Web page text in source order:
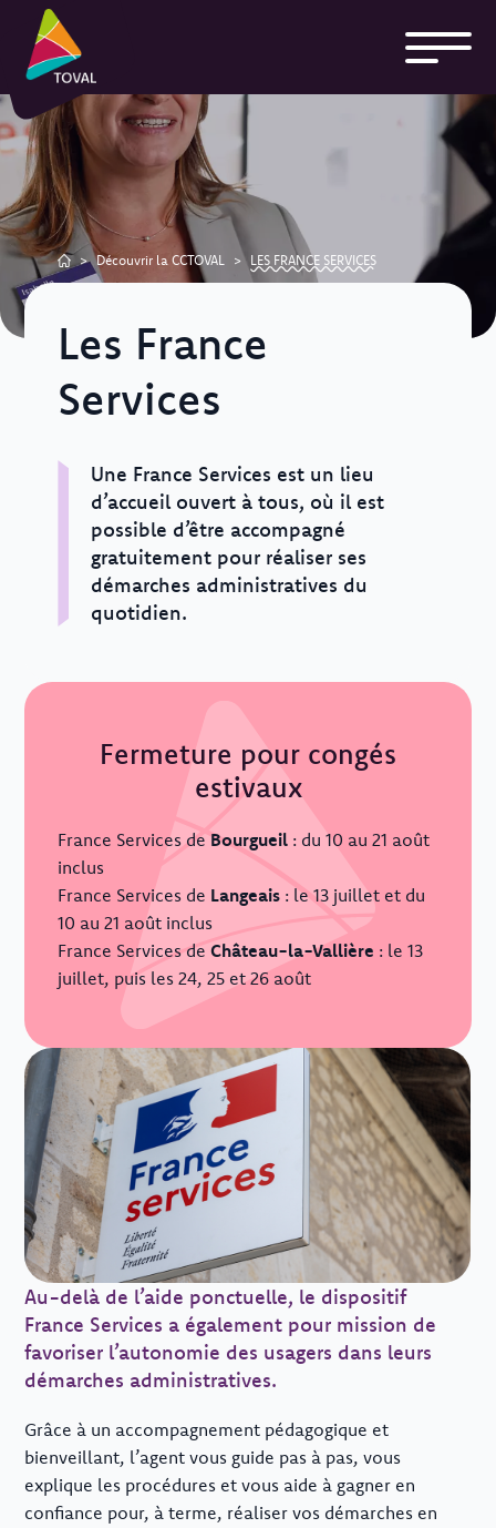
> Découvrir la CCTOVAL > LES FRANCE SERVICES
Les France
Services
Une France Services est un lieu
d’accueil ouvert à tous, où il est
possible d’être accompagné
gratuitement pour réaliser ses
démarches administratives du
quotidien.
Fermeture pour congés
estivaux
France Services de Bourgueil : du 10 au 21 août
inclus
France Services de Langeais : le 13 juillet et du
10 au 21 août inclus
France Services deChâteau-la-Vallière : le 13
juillet, puis les 24, 25 et 26 août
Au-delà de l’aide ponctuelle, le dispositif
France Services a également pour mission de
favoriser l’autonomie des usagers dans leurs
démarches administratives.
Grâce à un accompagnement pédagogique et
bienveillant, l’agent vous guide pas à pas, vous
explique les procédures et vous aide à gagner en
confiance pour, à terme, réaliser vos démarches en